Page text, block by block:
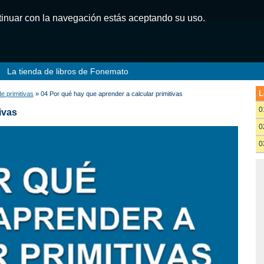
La tienda de libros de Fonemato
primitivas » 04 Por qué hay que aprender a calcular primitivas
con la navegación estás aceptando su uso.